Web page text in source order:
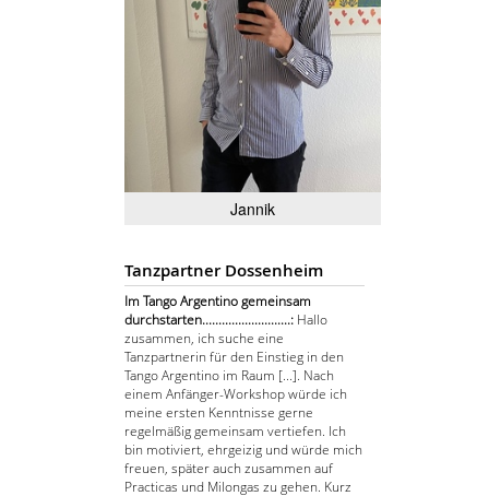
Jannik
Tanzpartner Dossenheim
Im Tango Argentino gemeinsam
durchstarten...........................: Hallo
zusammen, ich suche eine
Tanzpartnerin für den Einstieg in den
Tango Argentino im Raum [...]. Nach
einem Anfänger-Workshop würde ich
meine ersten Kenntnisse gerne
regelmäßig gemeinsam vertiefen. Ich
bin motiviert, ehrgeizig und würde mich
freuen, später auch zusammen auf
Practicas und Milongas zu gehen. Kurz